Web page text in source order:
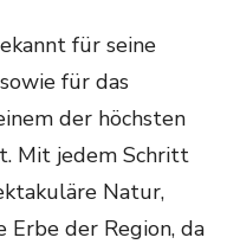
für seine
für das
der höchsten
Mit jedem Schritt
Natur,
der Region, da